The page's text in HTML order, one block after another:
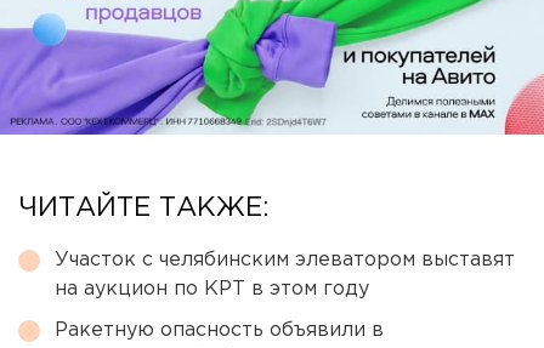
ЧИТАЙТЕ ТАКЖЕ:
Участок с челябинским элеватором выставят
на аукцион по КРТ в этом году
Ракетную опасность объявили в